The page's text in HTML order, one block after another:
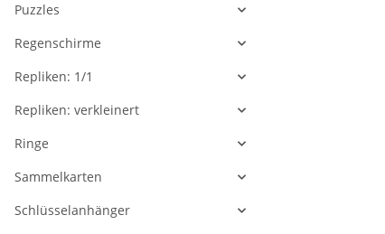
Puzzles
Regenschirme
Repliken: 1/1
Repliken: verkleinert
Ringe
Sammelkarten
Schlüsselanhänger